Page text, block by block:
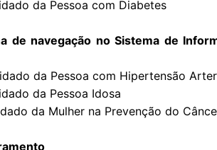
da Pessoa com Diabetes
de navegação no Sistema de
da Pessoa com Hipertensão
da Pessoa Idosa
da Mulher na Prevenção do